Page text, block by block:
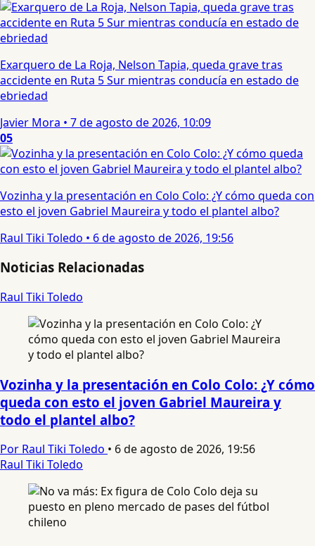
Exarquero de La Roja, Nelson Tapia, queda grave tras
accidente en Ruta 5 Sur mientras conducía en estado de
ebriedad
Javier Mora • 7 de agosto de 2026, 10:09
05
Vozinha y la presentación en Colo Colo: ¿Y cómo queda con
esto el joven Gabriel Maureira y todo el plantel albo?
Raul Tiki Toledo • 6 de agosto de 2026, 19:56
Noticias Relacionadas
Raul Tiki Toledo
Vozinha y la presentación en Colo Colo: ¿Y cómo
queda con esto el joven Gabriel Maureira y
todo el plantel albo?
Por Raul Tiki Toledo • 6 de agosto de 2026, 19:56
Raul Tiki Toledo